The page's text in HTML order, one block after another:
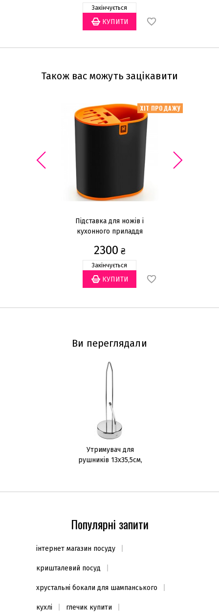
Закінчується
Також вас можуть зацікавити
ХІТ ПРОДАЖУ
Підставка для ножів і
кухонного приладдя
2300 ₴
Закінчується
Ви переглядали
Утримувач для
рушників 13х35,5см,
Популярні запити
інтернет магазин посуду
кришталевий посуд
хрустальні бокали для шампанського
кухлі глечик купити